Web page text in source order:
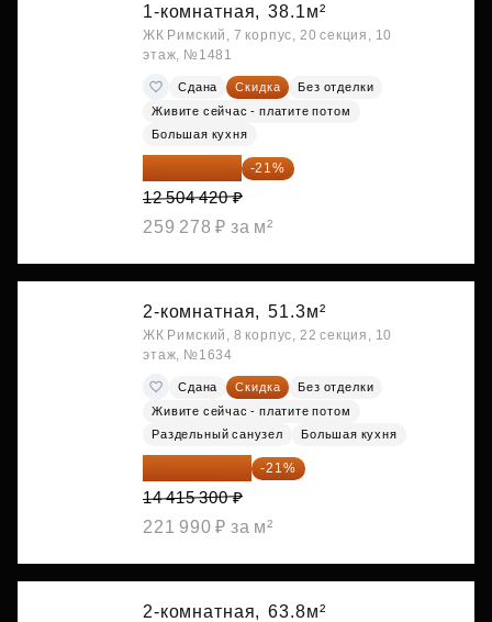
1-комнатная, 38.1м²
ЖК Римский, 7 корпус, 20 секция, 10
этаж, №1481
Сдана Скидка
Без отделки
Живите сейчас - платите потом
Большая кухня
-21%
12 504 420 ₽
259 278 ₽ за м²
2-комнатная, 51.3м²
ЖК Римский, 8 корпус, 22 секция, 10
этаж, №1634
Сдана Скидка
Без отделки
Живите сейчас - платите потом
Раздельный санузел
Большая кухня
11 388 087 ₽ -21%
14 415 300 ₽
221 990 ₽ за м²
2-комнатная, 63.8м²